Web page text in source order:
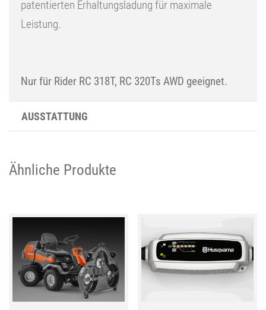
patentierten Erhaltungsladung für maximale
Leistung.
Nur für Rider RC 318T, RC 320Ts AWD geeignet.
AUSSTATTUNG
Ähnliche Produkte